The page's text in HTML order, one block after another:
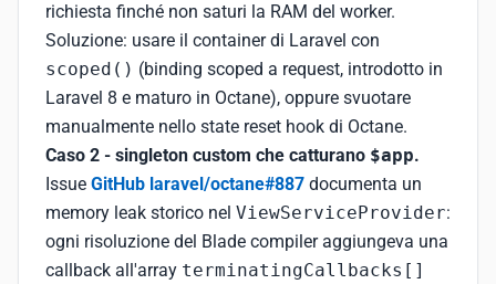
richiesta finché non saturi la RAM del worker.
Soluzione: usare il container di Laravel con
scoped() (binding scoped a request, introdotto in
Laravel 8 e maturo in Octane), oppure svuotare
manualmente nello state reset hook di Octane.
Caso 2 - singleton custom che catturano $app.
Issue GitHub laravel/octane#887 documenta un
memory leak storico nel ViewServiceProvider:
ogni risoluzione del Blade compiler aggiungeva una
callback all'array terminatingCallbacks[]